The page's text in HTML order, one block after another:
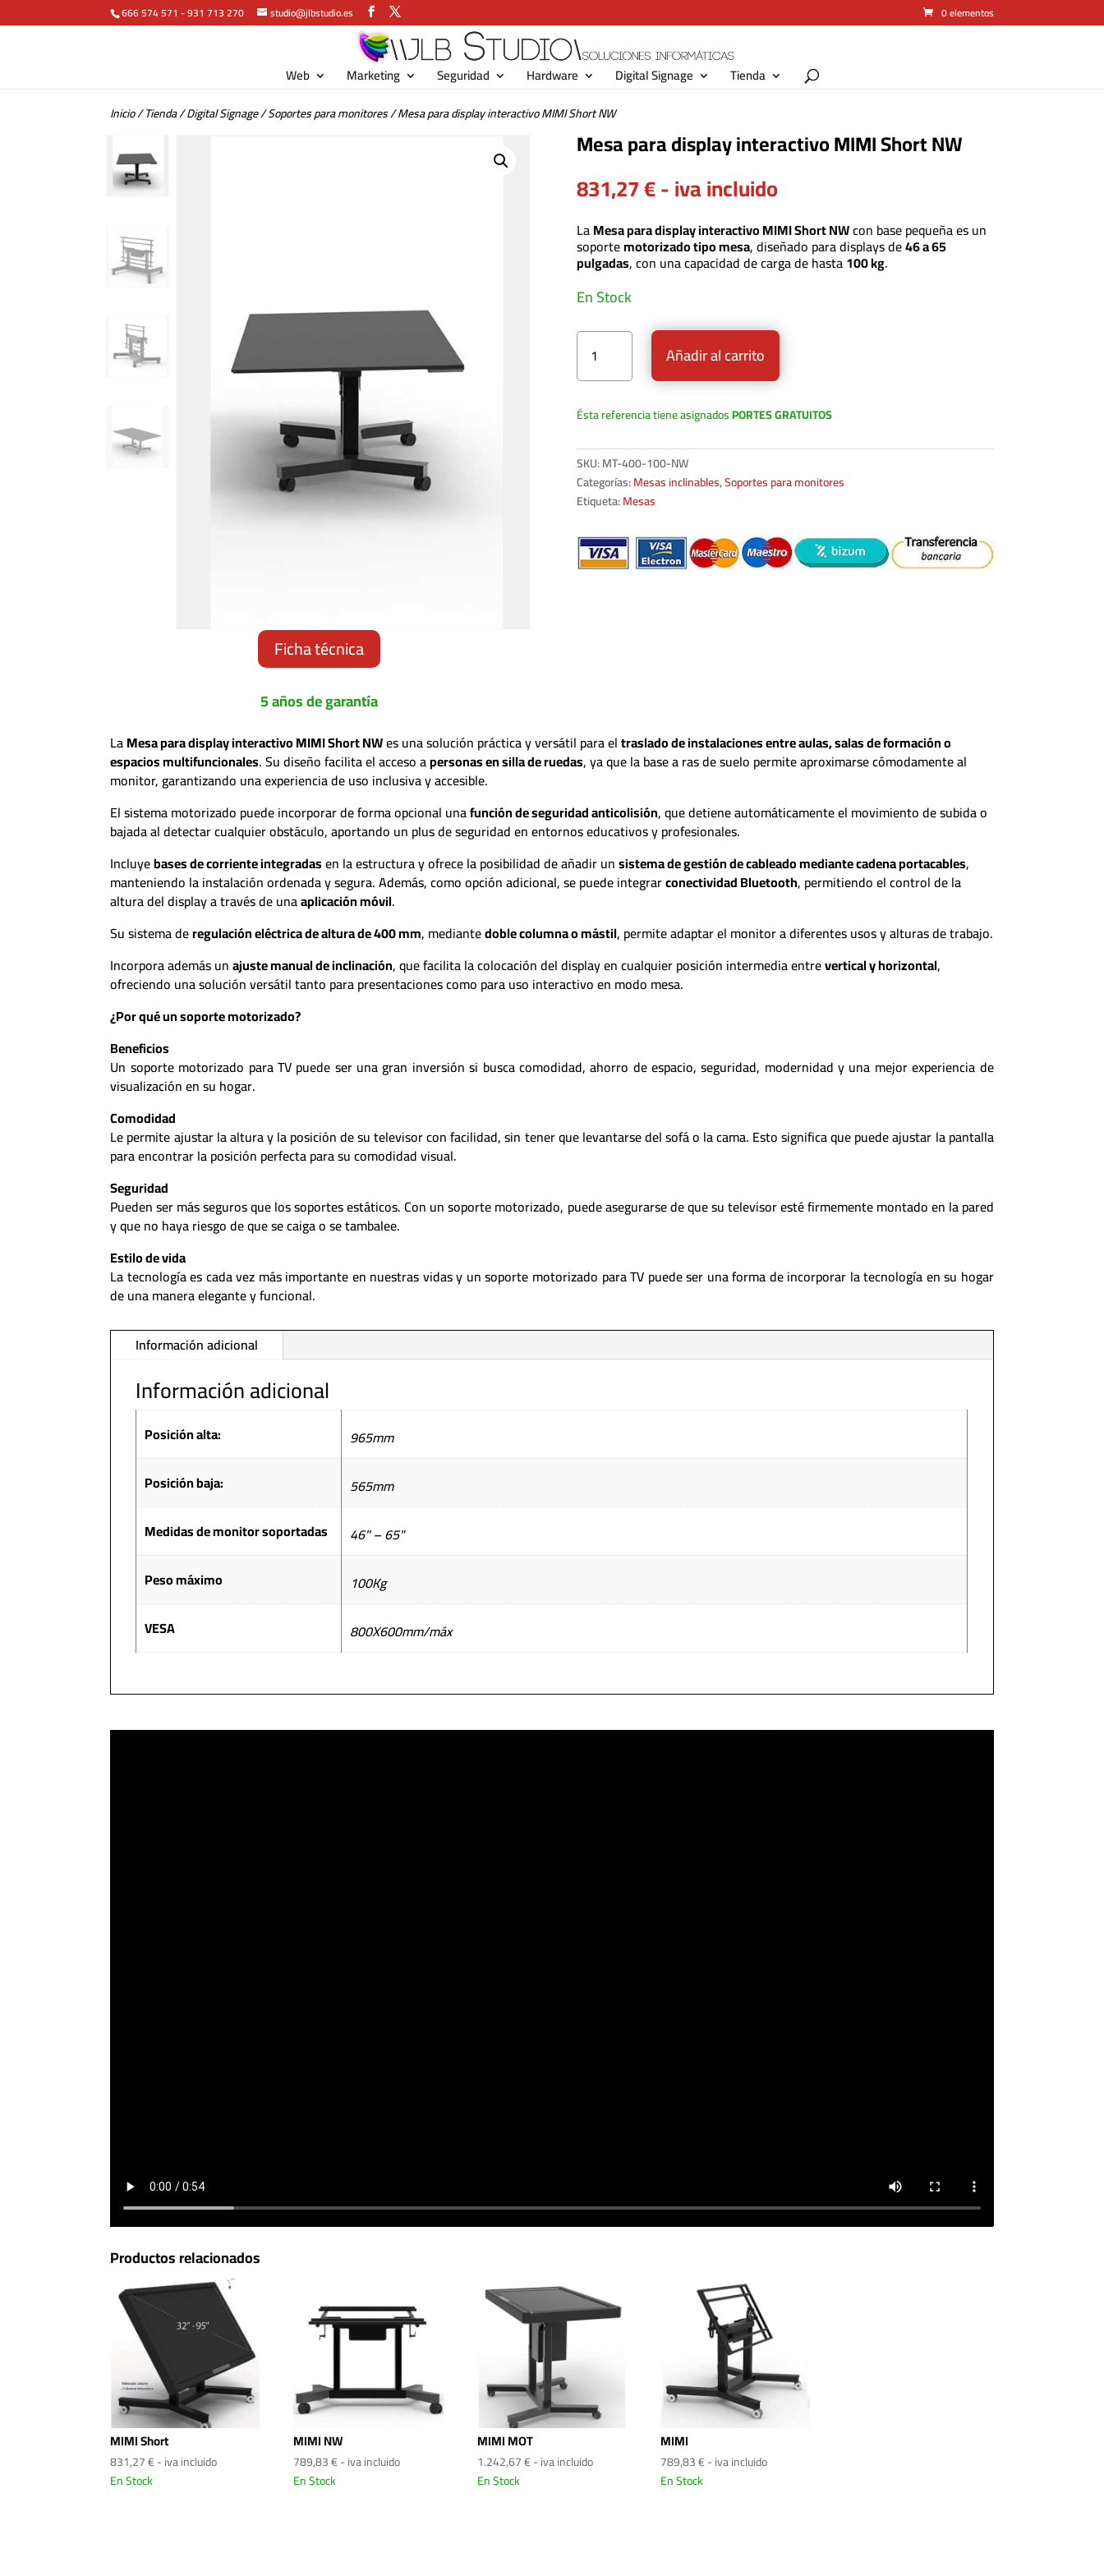
666 574 571 -931 713 270 studio@jlbstudio.es 0 elementos
Web Marketing Seguridad Hardware Digital Signage Tienda
Inicio/Tienda/Digital Signage/Soportes para monitores/ Mesa para display interactivo MIMI Short NW
Ficha técnica
5 años de garantía
Mesa para display interactivo MIMI Short NW
831,27€- iva incluido
LaMesa para display interactivo MIMI Short NWcon base pequeña es un
soportemotorizado tipo mesa, diseñado para displays de46 a 65
pulgadas, con una capacidad de carga de hasta100 kg.
En Stock
Mesa para display interactivo MIMI Short NW cantidad
Añadir al carrito
Ésta referencia tiene asignadosPORTES GRATUITOS
SKU:MT-400-100-NW
Categorías:Mesas inclinables,Soportes para monitores
Etiqueta:Mesas
LaMesa para display interactivo MIMI Short NWes una solución práctica y versátil para eltraslado de instalaciones entre aulas, salas de formación o
espacios multifuncionales. Su diseño facilita el acceso apersonas en silla de ruedas, ya que la base a ras de suelo permite aproximarse cómodamente al
monitor, garantizando una experiencia de uso inclusiva y accesible.
El sistema motorizado puede incorporar de forma opcional unafunción de seguridad anticolisión, que detiene automáticamente el movimiento de subida o
bajada al detectar cualquier obstáculo, aportando un plus de seguridad en entornos educativos y profesionales.
Incluyebases de corriente integradasen la estructura y ofrece la posibilidad de añadir unsistema de gestión de cableado mediante cadena portacables,
manteniendo la instalación ordenada y segura. Además, como opción adicional, se puede integrarconectividad Bluetooth, permitiendo el control de la
altura del display a través de unaaplicación móvil.
Su sistema deregulación eléctrica de altura de 400 mm, mediantedoble columna o mástil, permite adaptar el monitor a diferentes usos y alturas de trabajo.
Incorpora además unajuste manual de inclinación, que facilita la colocación del display en cualquier posición intermedia entrevertical y horizontal,
ofreciendo una solución versátil tanto para presentaciones como para uso interactivo en modo mesa.
¿Por qué un soporte motorizado?
Beneficios
Un soporte motorizado para TV puede ser una gran inversión si busca comodidad, ahorro de espacio, seguridad, modernidad y una mejor experiencia de
visualización en su hogar.
Comodidad
Le permite ajustar la altura y la posición de su televisor con facilidad, sin tener que levantarse del sofá o la cama. Esto significa que puede ajustar la pantalla
para encontrar la posición perfecta para su comodidad visual.
Seguridad
Pueden ser más seguros que los soportes estáticos. Con un soporte motorizado, puede asegurarse de que su televisor esté firmemente montado en la pared
y que no haya riesgo de que se caiga o se tambalee.
Estilo de vida
La tecnología es cada vez más importante en nuestras vidas y un soporte motorizado para TV puede ser una forma de incorporar la tecnología en su hogar
de una manera elegante y funcional.
Información adicional
Información adicional
Posición alta:
965mm
Posición baja:
565mm
Medidas de monitor soportadas
46" – 65"
Peso máximo
100Kg
VESA
800X600mm/máx
Productos relacionados
MIMI Short
831,27€- iva incluido
En Stock
MIMI NW
789,83€- iva incluido
En Stock
MIMI MOT
1.242,67€- iva incluido
En Stock
MIMI
789,83€- iva incluido
En Stock